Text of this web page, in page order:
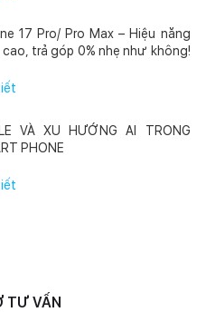
17 Pro/ Pro Max – Hiệu năng
trả góp 0% nhẹ như không!
VÀ XU HƯỚNG AI TRONG
PHONE
TƯ VẤN